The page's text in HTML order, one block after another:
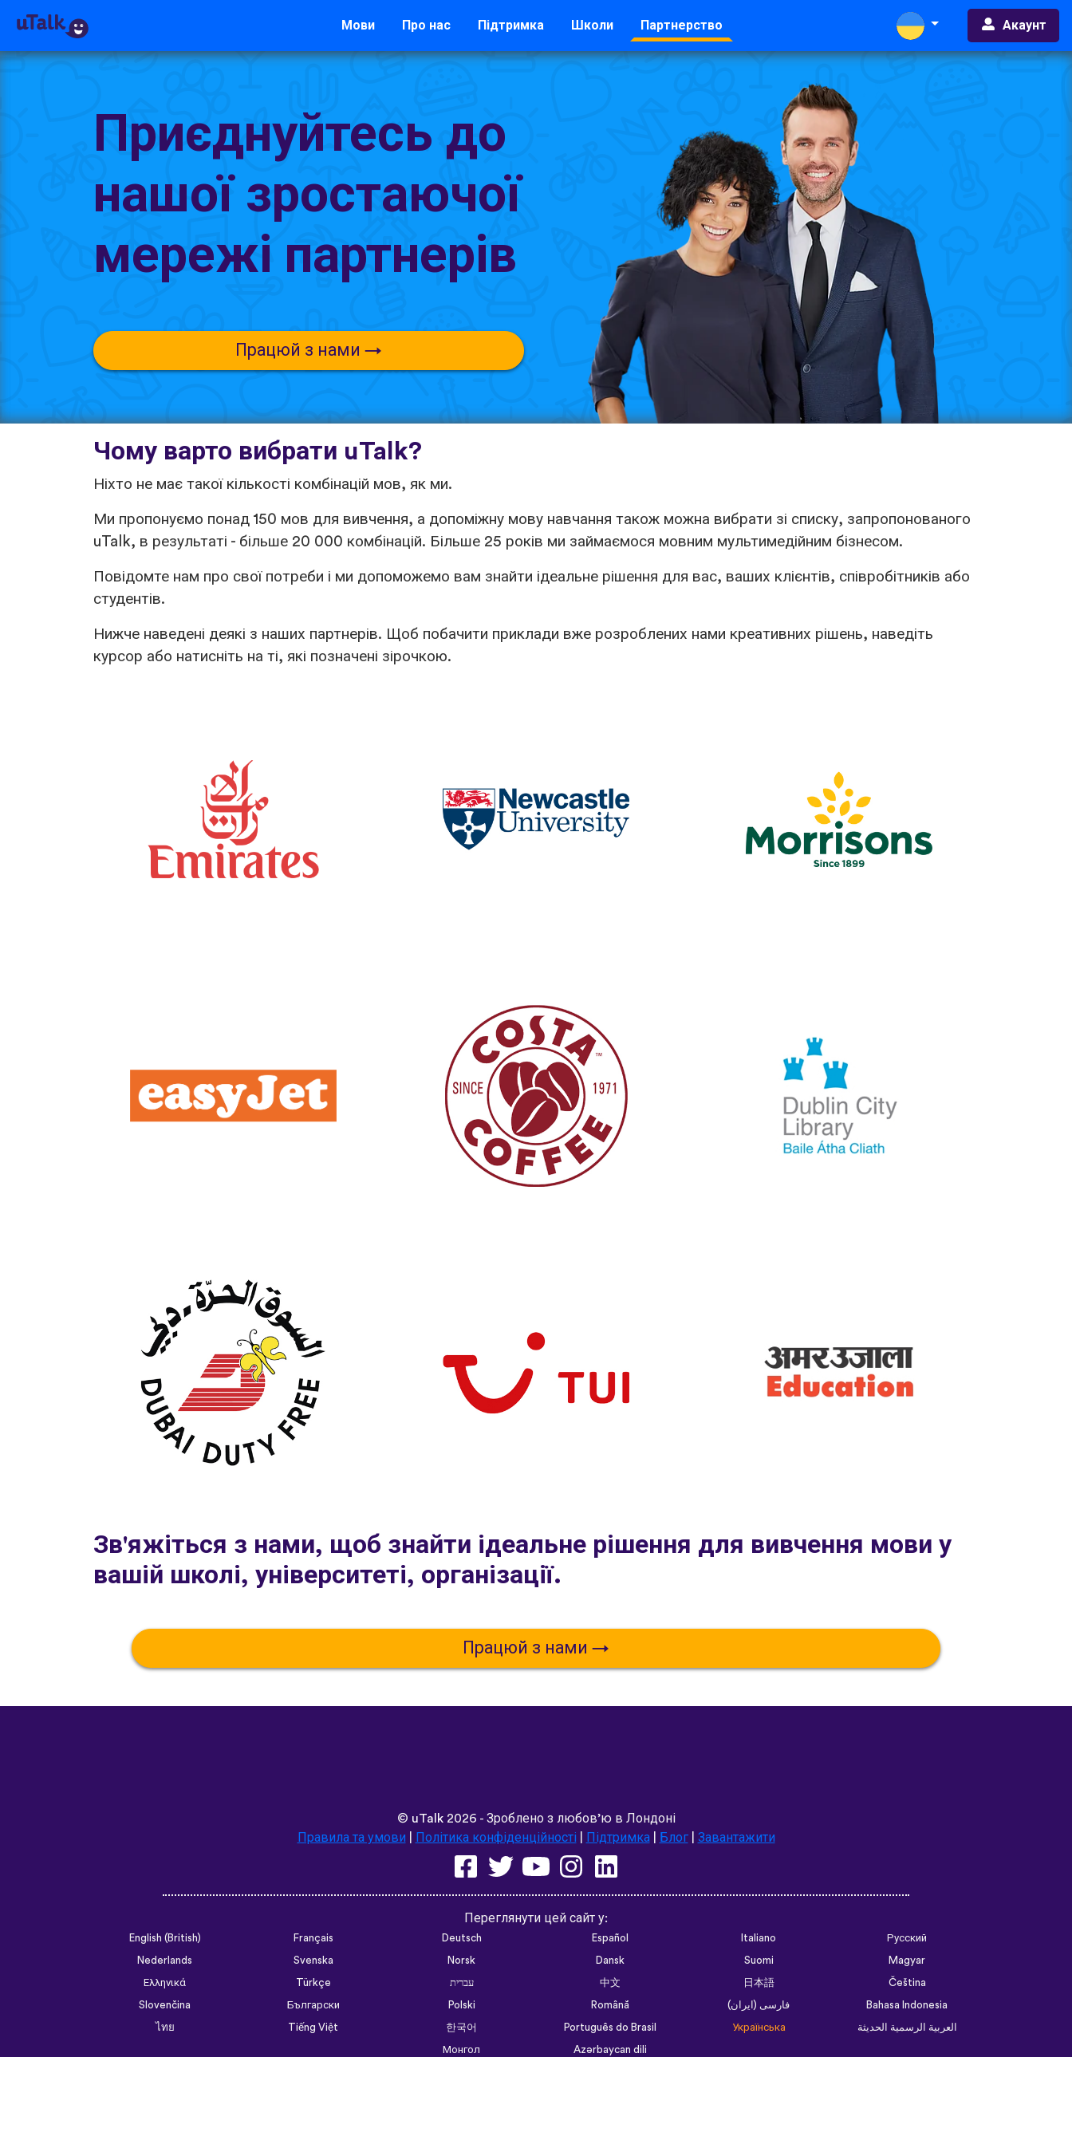
Мови Про нас Підтримка Школи Партнерство Акаунт
Приєднуйтесь до
нашої зростаючої
мережі партнерів
Працюй з нами
Чому варто вибрати uTalk?
Ніхто не має такої кількості комбінацій мов, як ми.
Ми пропонуємо понад 150 мов для вивчення, а допоміжну мову навчання також можна вибрати зі списку, запропонованого
uTalk, в результаті - більше 20 000 комбінацій. Більше 25 років ми займаємося мовним мультимедійним бізнесом.
Повідомте нам про свої потреби і ми допоможемо вам знайти ідеальне рішення для вас, ваших клієнтів, співробітників або
студентів.
Нижче наведені деякі з наших партнерів. Щоб побачити приклади вже розроблених нами креативних рішень, наведіть
курсор або натисніть на ті, які позначені зірочкою.
Зв'яжіться з нами, щоб знайти ідеальне рішення для вивчення мови у
вашій школі, університеті, організації.
Працюй з нами
© uTalk2026 - Зроблено з любов’ю в Лондоні
Правила та умови
Політика конфіденційності Підтримка| Блог| Завантажити
Переглянути цей сайт у:
English (British) Français Deutsch Español Italiano
Русский
Nederlands
Svenska Norsk Dansk Suomi
Magyar
Ελληνικά
Türkçe עברית 中文 日本語
Čeština
Slovenčina
Български Polski Română فارسی (ایران)
Bahasa Indonesia
ไทย
Tiếng Việt 한국어 Português do Brasil Українська
العربية الرسمية الحديثة
Монгол
Azərbaycan dili